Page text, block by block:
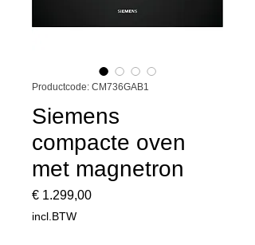
Productcode: CM736GAB1
Siemens
compacte oven
met magnetron
€ 1.299,00Prijs
incl.BTW